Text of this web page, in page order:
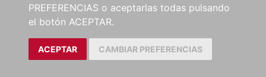
PREFERENCIAS o aceptarlas todas pulsando
el botón ACEPTAR.
ACEPTAR CAMBIAR PREFERENCIAS